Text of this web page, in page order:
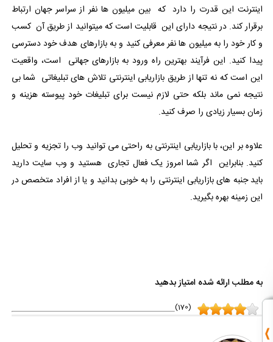
اینترنت این قدرت را دارد که بین میلیون ها نفر از سراسر جهان ارتباط
برقرار کند. در نتیجه دارای این قابلیت است که میتوانید از طریق آن کسب
و کار خود را به میلیون ها نفر معرفی کنید و به بازارهای هدف خود دسترسی
پیدا کنید. این فرآیند بهترین راه ورود به بازارهای جهانی است، واقعیت
این است که نه تنها از طریق بازاریابی اینترنتی تلاش های تبلیغاتی شما بی
نتیجه نمی ماند بلکه حتی لازم نیست برای تبلیغات خود پیوسته هزینه و
زمان بسیار زیادی را صرف کنید.
علاوه بر این، با بازاریابی اینترنتی به راحتی می توانید وب را تجزیه و تحلیل
کنید. بنابراین اگر شما امروز یک فعال تجاری هستید و وب سایت دارید
باید جنبه های بازاریابی اینترنتی را به خوبی بدانید و یا از افراد متخصص در
این زمینه بهره بگیرید.
به مطلب ارائه شده امتیاز بدهید
(170)